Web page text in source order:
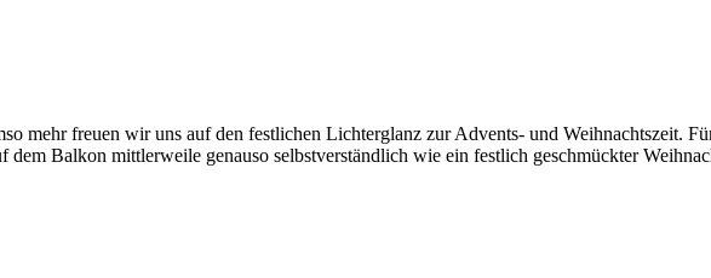
mehr freuen wir uns auf den festlichen Lichterglanz zur Advents- und Weihnachtszeit.
dem Balkon mittlerweile genauso selbstverständlich wie ein festlich geschmückter